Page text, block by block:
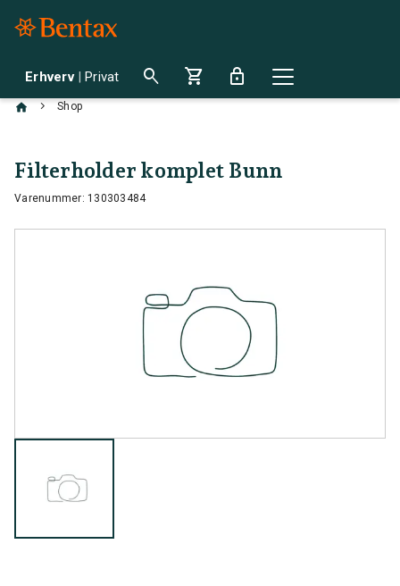
Erhverv | Privat search shopping_cart lock
chevron_right Shop
Filterholder komplet Bunn
Varenummer: 130303484